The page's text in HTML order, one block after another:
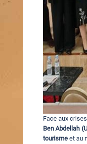
Face aux
Ben Abdellah
tourisme et au